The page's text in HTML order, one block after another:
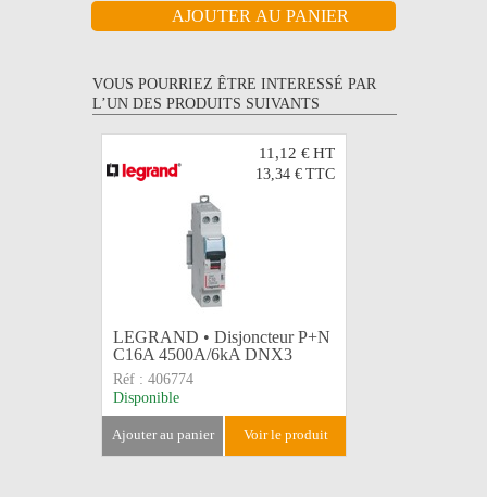
VOUS POURRIEZ ÊTRE INTERESSÉ PAR
L’UN DES PRODUITS SUIVANTS
11,12 €HT
13,34 € TTC
LEGRAND • Disjoncteur P+N
C16A 4500A/6kA DNX3
Réf : 406774
Disponible
ajouter au panier voir le produit